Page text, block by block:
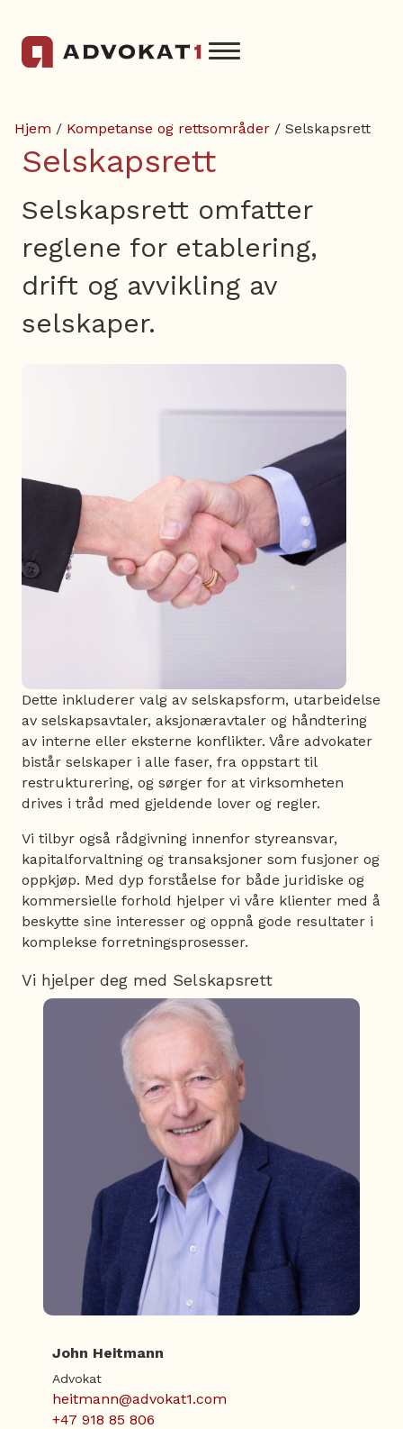
Hjem / Kompetanse og rettsområder / Selskapsrett
Selskapsrett
Selskapsrett omfatter
reglene for etablering,
drift og avvikling av
selskaper.
Dette inkluderer valg av selskapsform, utarbeidelse
av selskapsavtaler, aksjonæravtaler og håndtering
av interne eller eksterne konflikter. Våre advokater
bistår selskaper i alle faser, fra oppstart til
restrukturering, og sørger for at virksomheten
drives i tråd med gjeldende lover og regler.
Vi tilbyr også rådgivning innenfor styreansvar,
kapitalforvaltning og transaksjoner som fusjoner og
oppkjøp. Med dyp forståelse for både juridiske og
kommersielle forhold hjelper vi våre klienter med å
beskytte sine interesser og oppnå gode resultater i
komplekse forretningsprosesser.
Vi hjelper deg med Selskapsrett
John Heitmann
Advokat
heitmann@advokat1.com
+47 918 85 806